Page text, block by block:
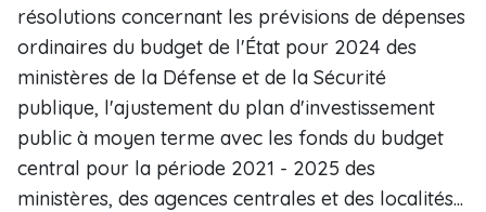
résolutions concernant les prévisions de dépenses
ordinaires du budget de l'État pour 2024 des
ministères de la Défense et de la Sécurité
publique, l'ajustement du plan d'investissement
public à moyen terme avec les fonds du budget
central pour la période 2021 - 2025 des
ministères, des agences centrales et des localités...